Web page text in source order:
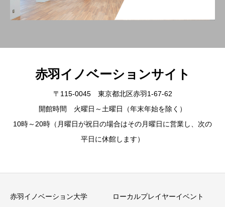
赤羽イノベーションサイト
〒115-0045 東京都北区赤羽1-67-62
開館時間 火曜日～土曜日（年末年始を除く）
10時～20時（月曜日が祝日の場合はその月曜日に営業し、次の
平日に休館します）
赤羽イノベーション大学 ローカルプレイヤーイベント